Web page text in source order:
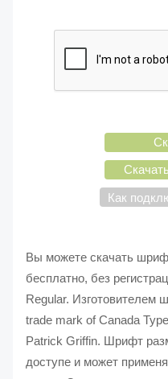
Как
Вы можете скачать
бесплатно, без
Regular. Изготовителем
trade mark of Canada
Patrick Griffin. Шрифт
доступе и может